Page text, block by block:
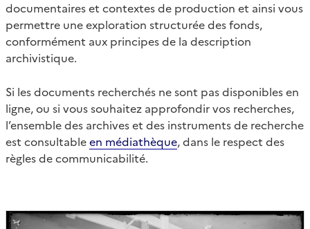
documentaires et contextes de production et ainsi vous
permettre une exploration structurée des fonds,
conformément aux principes de la description
archivistique.
Si les documents recherchés ne sont pas disponibles en
ligne, ou si vous souhaitez approfondir vos recherches,
l’ensemble des archives et des instruments de recherche
est consultableen médiathèque, dans le respect des
règles de communicabilité.